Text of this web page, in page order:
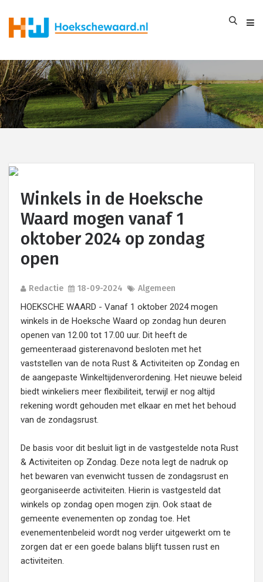
Winkels in de Hoeksche
Waard mogen vanaf 1
oktober 2024 op zondag
open
Redactie 18-09-2024 Algemeen
HOEKSCHE WAARD - Vanaf 1 oktober 2024 mogen
winkels in de Hoeksche Waard op zondag hun deuren
openen van 12.00 tot 17.00 uur. Dit heeft de
gemeenteraad gisterenavond besloten met het
vaststellen van de nota Rust & Activiteiten op Zondag en
de aangepaste Winkeltijdenverordening. Het nieuwe beleid
biedt winkeliers meer flexibiliteit, terwijl er nog altijd
rekening wordt gehouden met elkaar en met het behoud
van de zondagsrust.
De basis voor dit besluit ligt in de vastgestelde nota Rust
& Activiteiten op Zondag. Deze nota legt de nadruk op
het bewaren van evenwicht tussen de zondagsrust en
georganiseerde activiteiten. Hierin is vastgesteld dat
winkels op zondag open mogen zijn. Ook staat de
gemeente evenementen op zondag toe. Het
evenementenbeleid wordt nog verder uitgewerkt om te
zorgen dat er een goede balans blijft tussen rust en
activiteiten.